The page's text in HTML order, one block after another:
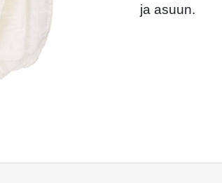
ja asuun.